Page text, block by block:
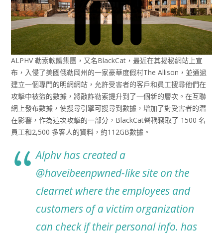
ALPHV 勒索軟體集團，又名BlackCat，最近在其揭秘網站上宣
布，入侵了美國俄勒岡州的一家豪華度假村The Allison，並通過
建立一個專門的明網網站，允許受害者的客戶和員工搜尋他們在
攻擊中被盜的數據，將敲詐勒索提升到了一個新的層次。在互聯
網上發布數據，使搜尋引擎可搜尋到數據，增加了對受害者的潛
在影響，作為這次攻擊的一部分，BlackCat聲稱竊取了 1500 名
員工和2,500 多客人的資料，約112GB數據。
Alphv has created a
@haveibeenpwned-like site on the
clearnet where the employees and
customers of a victim organization
can check if their personal info. has